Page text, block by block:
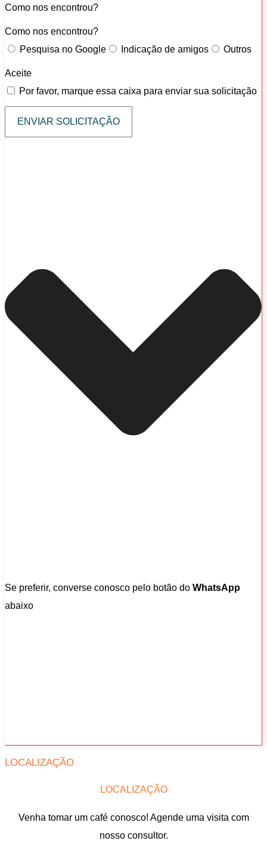
Como nos encontrou?
Como nos encontrou?
Pesquisa no Google
Indicação de amigos Outros
Aceite
Por favor, marque essa caixa para enviar sua solicitação
ENVIAR SOLICITAÇÃO
Se preferir, converse conosco pelo botão do WhatsApp
abaixo
LOCALIZAÇÃO
LOCALIZAÇÃO
Venha tomar um café conosco! Agende uma visita com
nosso consultor.